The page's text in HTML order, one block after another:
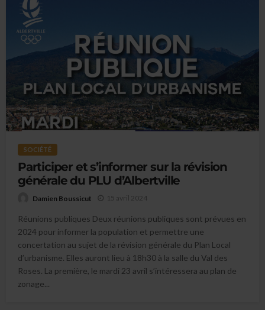
SOCIÉTÉ
Participer et s’informer sur la révision
générale du PLU d’Albertville
Damien Boussicut 15 avril 2024
Réunions publiques Deux réunions publiques sont prévues en
2024 pour informer la population et permettre une
concertation au sujet de la révision générale du Plan Local
d’urbanisme. Elles auront lieu à 18h30 à la salle du Val des
Roses. La première, le mardi 23 avril s’intéressera au plan de
zonage...